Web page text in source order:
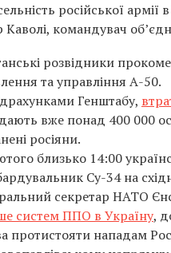
російської
Каволі, командувач
розвідники
та управління А-50.
Генштабу,
вже понад 400 000
росіяни.
близько 14:00
Су-34 на
секретар НАТО
систем ППО в Україну,
протистояти нападам